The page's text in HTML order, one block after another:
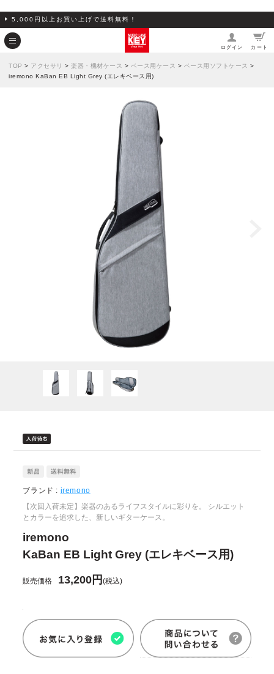
5,000円以上お買い上げで送料無料！
ログイン カート
TOP > アクセサリ > 楽器・機材ケース > ベース用ケース > ベース用ソフトケース >
iremono KaBan EB Light Grey (エレキベース用)
ブランド : iremono
【次回入荷未定】楽器のあるライフスタイルに彩りを。 シルエット
とカラーを追求した、新しいギターケース。
iremono
KaBan EB Light Grey (エレキベース用)
販売価格 13,200円(税込)